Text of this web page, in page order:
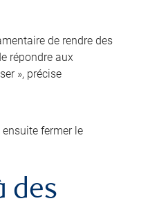
de rendre des
répondre aux
», précise
ensuite fermer le
des